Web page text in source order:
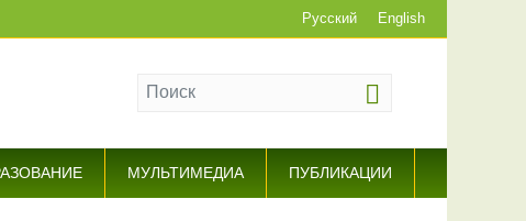
Русский English
МУЛЬТИМЕДИА ПУБЛИКАЦИИ